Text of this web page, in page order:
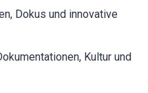
Dokus und innovative
Kultur und